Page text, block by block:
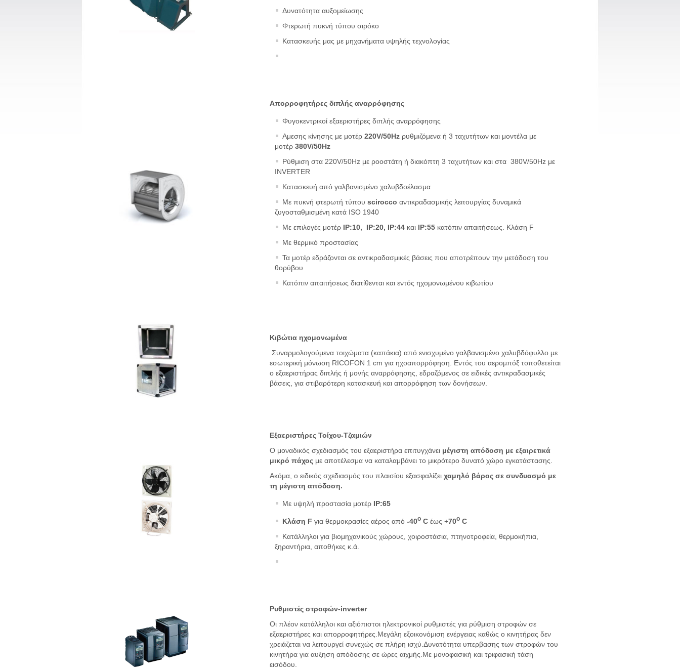
Δυνατότητα αυξομείωσης
Φτερωτή πυκνή τύπου σιρόκο
Κατασκευής μας με μηχανήματα υψηλής τεχνολογίας
Απορροφητήρες διπλής αναρρόφησης
Φυγοκεντρικοί εξαεριστήρες διπλής αναρρόφησης
Αμεσης κίνησης με μοτέρ 220V/50Hz ρυθμιζόμενα ή 3 ταχυτήτων και μοντέλα με
μοτέρ 380V/50Hz
Ρύθμιση στα 220V/50Hz με ροοστάτη ή διακόπτη 3 ταχυτήτων και στα 380V/50Hz με
INVERTER
Κατασκευή από γαλβανισμένο χαλυβδοέλασμα
Με πυκνή φτερωτή τύπου scirocco αντικραδασμικής λειτουργίας δυναμικά
ζυγοσταθμισμένη κατά ISO 1940
Με επιλογές μοτέρ IP:10, ΙΡ:20, IP:44 και IP:55 κατόπιν απαιτήσεως.
Κλάση F
Με θερμικό προστασίας
Τα μοτέρ εδράζονται σε αντικραδασμικές βάσεις που αποτρέπουν την μετάδοση του
θορύβου
Κατόπιν απαιτήσεως διατίθενται και εντός ηχομονωμένου κιβωτίου
Κιβώτια ηχομονωμένα
Συναρμολογούμενα τοιχώματα (καπάκια) από ενισχυμένο γαλβανισμένο χαλυβδόφυλλο με
εσωτερική μόνωση RICOFON 1 cm για ηχοαπορρόφηση. Εντός του αερομπόξ τοποθετείται
ο εξαεριστήρας διπλής ή μονής αναρρόφησης, εδραζόμενος σε ειδικές αντικραδασμικές
βάσεις, για στιβαρότερη κατασκευή και απορρόφηση των δονήσεων.
Εξαεριστήρες Τοίχου-Τζαμιών
Ο μοναδικός σχεδιασμός του εξαεριστήρα επιτυγχάνει μέγιστη απόδοση με εξαιρετικά
μικρό πάχος με αποτέλεσμα να καταλαμβάνει το μικρότερο δυνατό χώρο εγκατάστασης.
Ακόμα, ο ειδικός σχεδιασμός του πλαισίου εξασφαλίζει χαμηλό βάρος σε συνδυασμό με
τη μέγιστη απόδοση.
Mε υψηλή προστασία μοτέρ IP:65
Κλάση F για θερμοκρασίες αέρος από -40o C έως +70o C
Κατάλληλοι για βιομηχανικούς χώρους, χοιροστάσια, πτηνοτροφεία, θερμοκήπια,
ξηραντήρια, αποθήκες κ.ά.
Ρυθμιστές στροφών-inverter
Οι πλέον κατάλληλοι και αξιόπιστοι ηλεκτρονικοί ρυθμιστές για ρύθμιση στροφών σε
εξαεριστήρες και απορροφητήρες.Μεγάλη εξοικονόμιση ενέργειας καθώς ο κινητήρας δεν
χρειάζεται να λειτουργεί συνεχώς σε πλήρη ισχύ.Δυνατότητα υπερβασης των στροφών του
κινητήρα για αυξηση απόδοσης σε ώρες αιχμής.Με μονοφασική και τριφασική τάση
εισόδου.